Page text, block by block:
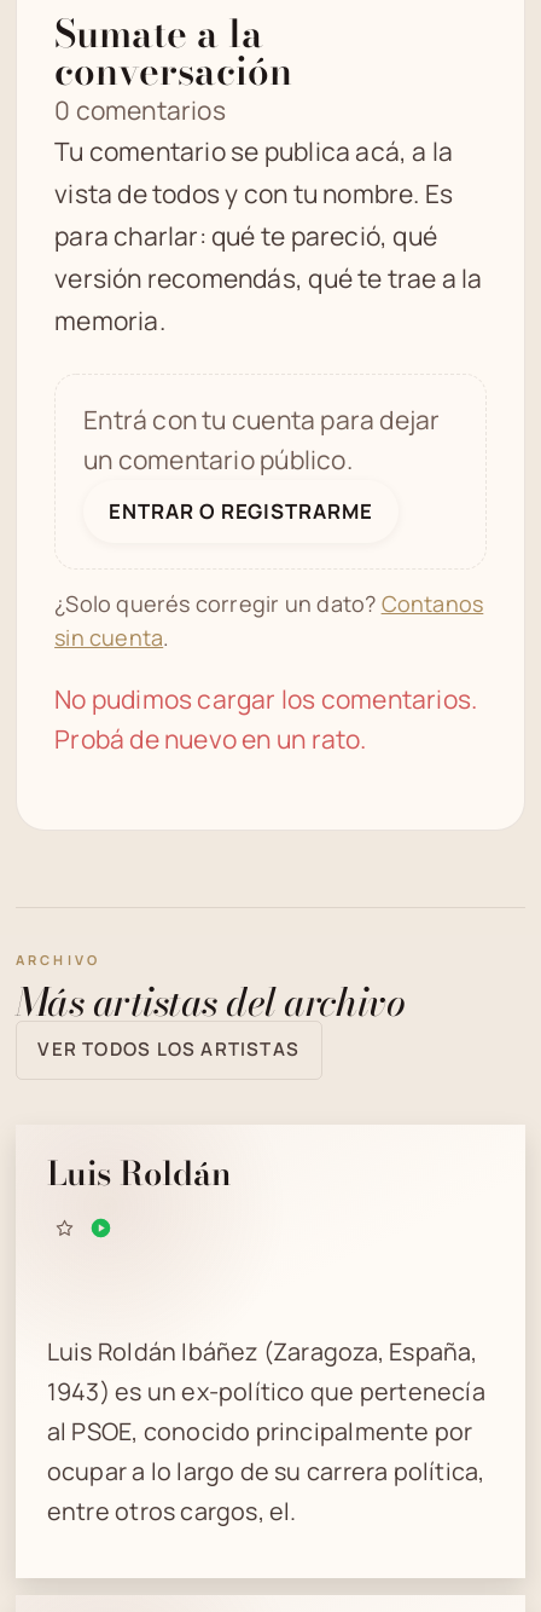
Sumate a la
conversación
0 comentarios
Tu comentario se publica acá, a la
vista de todos y con tu nombre. Es
para charlar: qué te pareció, qué
versión recomendás, qué te trae a la
memoria.
Entrá con tu cuenta para dejar
un comentario público.
ENTRAR O REGISTRARME
¿Solo querés corregir un dato? Contanos
sin cuenta.
No pudimos cargar los comentarios.
Probá de nuevo en un rato.
ARCHIVO
Más artistas del archivo
VER TODOS LOS ARTISTAS
Luis Roldán
Luis Roldán Ibáñez (Zaragoza, España,
1943) es un ex-político que pertenecía
al PSOE, conocido principalmente por
ocupar a lo largo de su carrera política,
entre otros cargos, el.